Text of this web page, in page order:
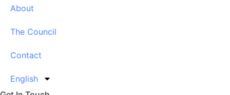
About
The Council
Contact
English